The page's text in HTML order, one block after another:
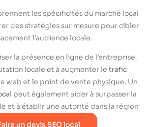
les spécificités du marché local
des stratégies sur mesure pour cibler
l’audience locale.
la présence en ligne de l’entreprise,
locale et à augmenter le trafic
web et le point de vente physique. Un
peut également aider à surpasser la
et à établir une autorité dans la région
un devis SEO local